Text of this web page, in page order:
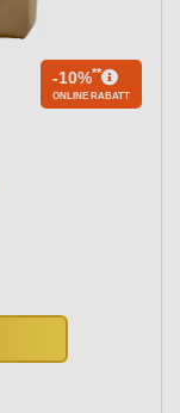
-10%**
ONLINE RABATT